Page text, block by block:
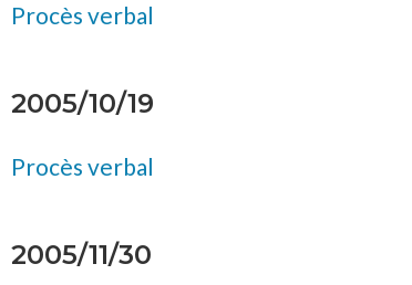
Procès verbal
2005/10/19
Procès verbal
2005/11/30